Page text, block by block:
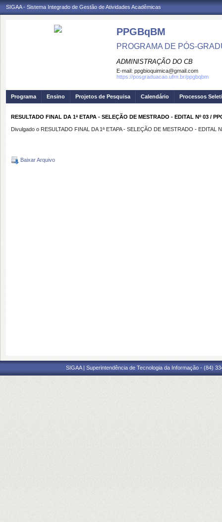
SIGAA - Sistema Integrado de Gestão de Atividades Acadêmicas
PPGBqBM
PROGRAMA DE PÓS-
ADMINISTRAÇÃO DO CB
E-mail: ppgbioquimica@gmail.com
https://posgraduacao.ufrn.br/ppgbqbm
Programa Ensino Projetos de Pesquisa Calendário Processos
RESULTADO FINAL DA 1ª ETAPA - SELEÇÃO DE MESTRADO - EDITAL Nº 03 /
Divulgado o RESULTADO FINAL DA 1ª ETAPA - SELEÇÃO DE MESTRADO - EDITAL
Baixar Arquivo
SIGAA | Superintendência de Tecnologia da Informação - (84)